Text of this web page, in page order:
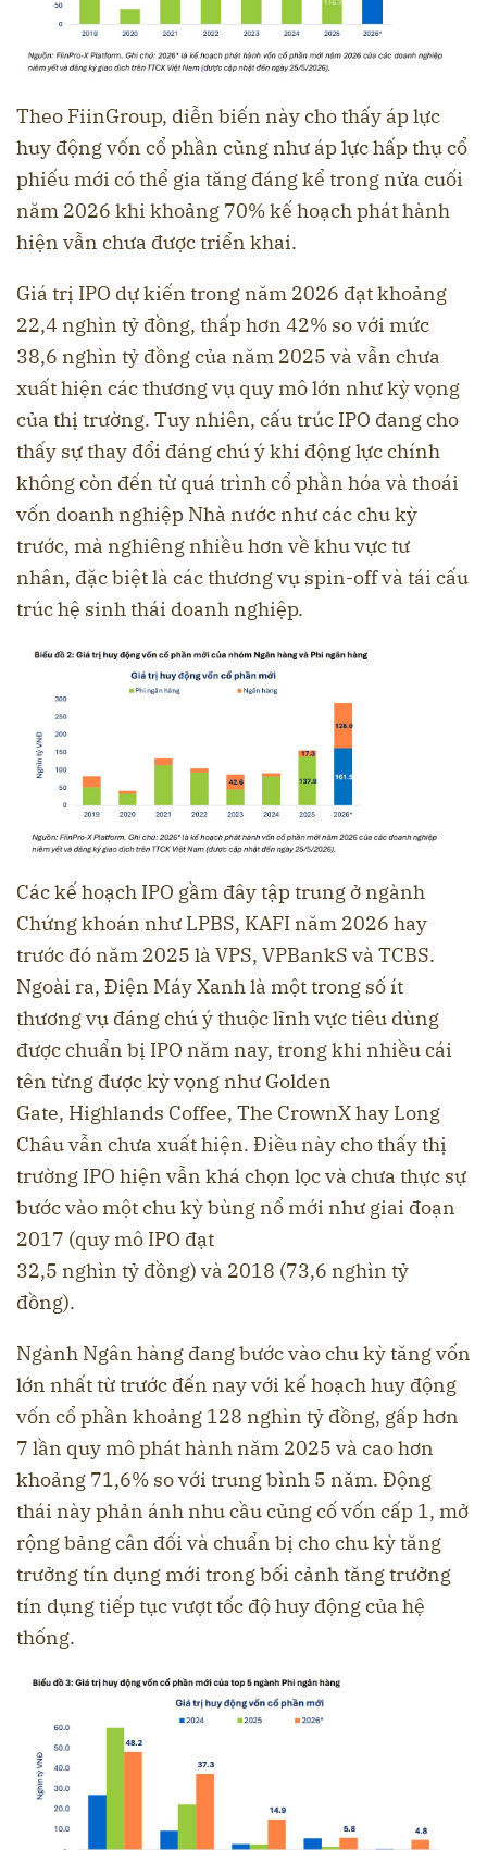
Theo FiinGroup, diễn biến này cho thấy áp lực
huy động vốn cổ phần cũng như áp lực hấp thụ cổ
phiếu mới có thể gia tăng đáng kể trong nửa cuối
năm 2026 khi khoảng 70% kế hoạch phát hành
hiện vẫn chưa được triển khai.
Giá trị IPO dự kiến trong năm 2026 đạt khoảng
22,4 nghìn tỷ đồng, thấp hơn 42% so với mức
38,6 nghìn tỷ đồng của năm 2025 và vẫn chưa
xuất hiện các thương vụ quy mô lớn như kỳ vọng
của thị trường. Tuy nhiên, cấu trúc IPO đang cho
thấy sự thay đổi đáng chú ý khi động lực chính
không còn đến từ quá trình cổ phần hóa và thoái
vốn doanh nghiệp Nhà nước như các chu kỳ
trước, mà nghiêng nhiều hơn về khu vực tư
nhân, đặc biệt là các thương vụ spin-off và tái cấu
trúc hệ sinh thái doanh nghiệp.
Các kế hoạch IPO gầm đây tập trung ở ngành
Chứng khoán như LPBS, KAFI năm 2026 hay
trước đó năm 2025 là VPS, VPBankS và TCBS.
Ngoài ra, Điện Máy Xanh là một trong số ít
thương vụ đáng chú ý thuộc lĩnh vực tiêu dùng
được chuẩn bị IPO năm nay, trong khi nhiều cái
tên từng được kỳ vọng như Golden
Gate, Highlands Coffee, The CrownX hay Long
Châu vẫn chưa xuất hiện. Điều này cho thấy thị
trường IPO hiện vẫn khá chọn lọc và chưa thực sự
bước vào một chu kỳ bùng nổ mới như giai đoạn
2017 (quy mô IPO đạt
32,5 nghìn tỷ đồng) và 2018 (73,6 nghìn tỷ
đồng).
Ngành Ngân hàng đang bước vào chu kỳ tăng vốn
lớn nhất từ trước đến nay với kế hoạch huy động
vốn cổ phần khoảng 128 nghìn tỷ đồng, gấp hơn
7 lần quy mô phát hành năm 2025 và cao hơn
khoảng 71,6% so với trung bình 5 năm. Động
thái này phản ánh nhu cầu củng cố vốn cấp 1, mở
rộng bảng cân đối và chuẩn bị cho chu kỳ tăng
trưởng tín dụng mới trong bối cảnh tăng trưởng
tín dụng tiếp tục vượt tốc độ huy động của hệ
thống.